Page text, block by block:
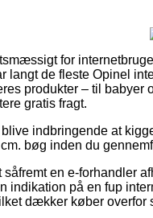
for
langt de fleste Opinel
produkter – til
gratis fragt.
indbringende at
bøg inden du
en e-forhandler
indikation på en fup
dækker køber overfor